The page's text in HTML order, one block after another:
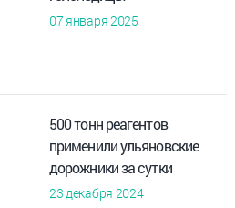
07 января 2025
500 тонн реагентов
применили ульяновские
дорожники за сутки
23 декабря 2024